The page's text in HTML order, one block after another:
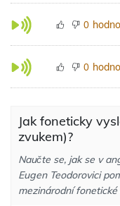
0
0
Jak foneticky
zvukem)?
Naučte se, jak se v
Eugen Teodorovici
mezinárodní fonetické